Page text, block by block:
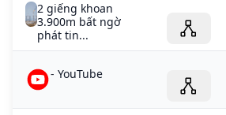
2 giếng khoan
3.900m bất ngờ
phát tin...
- YouTube